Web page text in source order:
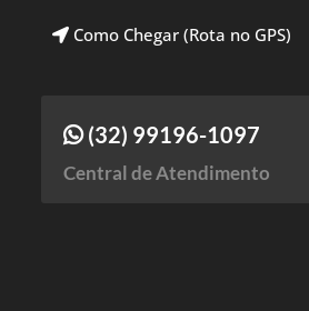
Como Chegar (Rota no GPS)
(32) 99196-1097
Central de Atendimento